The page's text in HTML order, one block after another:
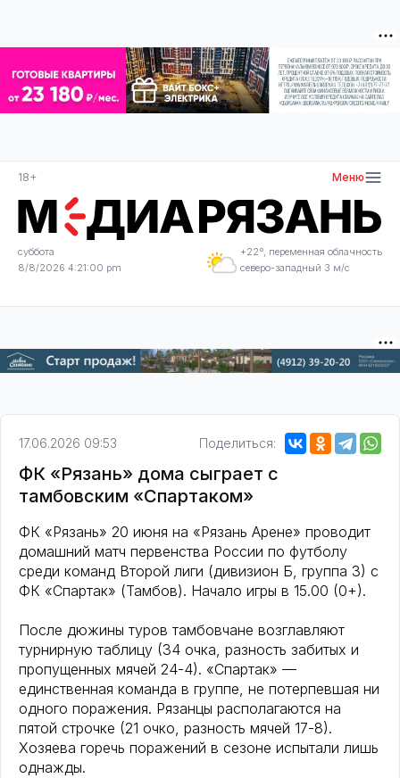
18+ Меню
суббота
8/8/2026 4:21:01 pm
+22°, переменная облачность
северо-западный 3 м/с
17.06.2026 09:53 Поделиться:
ФК «Рязань» дома сыграет с
тамбовским «Спартаком»
ФК «Рязань» 20 июня на «Рязань Арене» проводит
домашний матч первенства России по футболу
среди команд Второй лиги (дивизион Б, группа 3) с
ФК «Спартак» (Тамбов). Начало игры в 15.00 (0+).
После дюжины туров тамбовчане возглавляют
турнирную таблицу (34 очка, разность забитых и
пропущенных мячей 24-4). «Спартак» —
единственная команда в группе, не потерпевшая ни
одного поражения. Рязанцы располагаются на
пятой строчке (21 очко, разность мячей 17-8).
Хозяева горечь поражений в сезоне испытали лишь
однажды.